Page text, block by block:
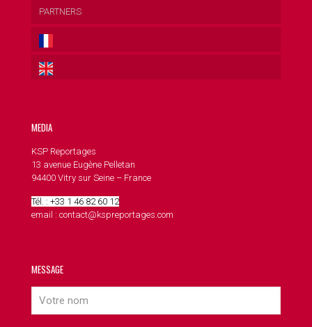
PARTNERS
MEDIA
KSP Reportages
13 avenue Eugène Pelletan
94400 Vitry sur Seine – France
Tél. : +33 1 46 82 60 12
email : contact@kspreportages.com
MESSAGE